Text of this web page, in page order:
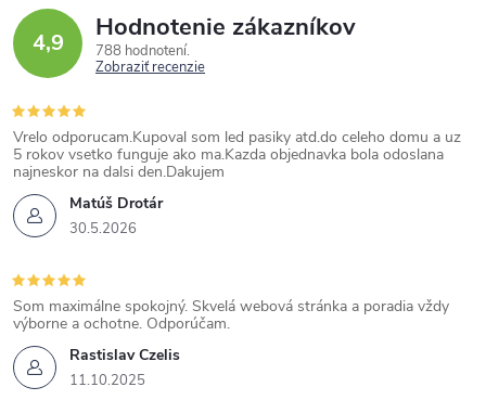
4,9 Hodnotenie zákazníkov
788 hodnotení
Zobraziť recenzie
Matúš Drotár
30.5.2026
Vrelo odporucam.Kupoval som led pasiky atd.do celeho domu a uz
5 rokov vsetko funguje ako ma.Kazda objednavka bola odoslana
najneskor na dalsi den.Dakujem
Rastislav Czelis
11.10.2025
Som maximálne spokojný. Skvelá webová stránka a poradia vždy
výborne a ochotne. Odporúčam.